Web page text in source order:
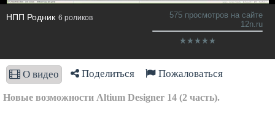
НПП Родник 6 роликов
575 просмотров на сайте
12n.ru
О видео Поделиться Пожаловаться
Новые возможности Altium Designer 14 (2 часть).